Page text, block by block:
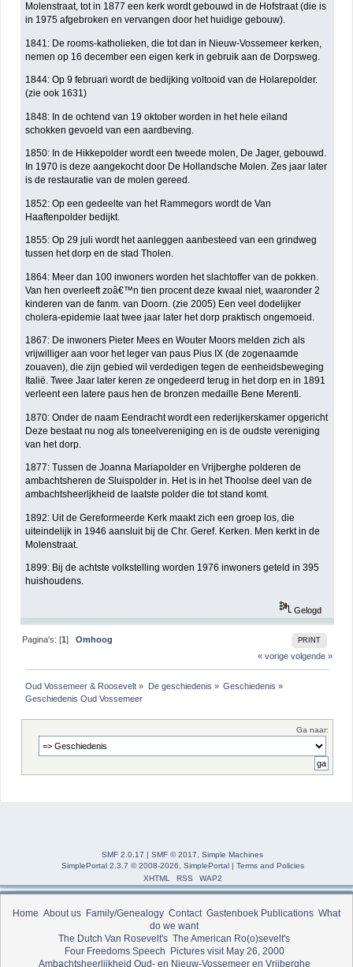
Molenstraat, tot in 1877 een kerk wordt gebouwd in de Hofstraat (die is
in 1975 afgebroken en vervangen door het huidige gebouw).
1841: De rooms-katholieken, die tot dan in Nieuw-Vossemeer kerken,
nemen op 16 december een eigen kerk in gebruik aan de Dorpsweg.
1844: Op 9 februari wordt de bedijking voltooid van de Holarepolder.
(zie ook 1631)
1848: In de ochtend van 19 oktober worden in het hele eiland
schokken gevoeld van een aardbeving.
1850: In de Hikkepolder wordt een tweede molen, De Jager, gebouwd.
In 1970 is deze aangekocht door De Hollandsche Molen. Zes jaar later
is de restauratie van de molen gereed.
1852: Op een gedeelte van het Rammegors wordt de Van
Haaftenpolder bedijkt.
1855: Op 29 juli wordt het aanleggen aanbesteed van een grindweg
tussen het dorp en de stad Tholen.
1864: Meer dan 100 inwoners worden het slachtoffer van de pokken.
Van hen overleeft zoâ€™n tien procent deze kwaal niet, waaronder 2
kinderen van de fanm. van Doorn. (zie 2005) Een veel dodelijker
cholera-epidemie laat twee jaar later het dorp praktisch ongemoeid.
1867: De inwoners Pieter Mees en Wouter Moors melden zich als
vrijwilliger aan voor het leger van paus Pius IX (de zogenaamde
zouaven), die zijn gebied wil verdedigen tegen de eenheidsbeweging
Italië. Twee Jaar later keren ze ongedeerd terug in het dorp en in 1891
verleent een latere paus hen de bronzen medaille Bene Merenti.
1870: Onder de naam Eendracht wordt een rederijkerskamer opgericht
Deze bestaat nu nog als toneelvereniging en is de oudste vereniging
van het dorp.
1877: Tussen de Joanna Mariapolder en Vrijberghe polderen de
ambachtsheren de Sluispolder in. Het is in het Thoolse deel van de
ambachtsheerljkheid de laatste polder die tot stand komt.
1892: Uit de Gereformeerde Kerk maakt zich een groep los, die
uiteindelijk in 1946 aansluit bij de Chr. Geref. Kerken. Men kerkt in de
Molenstraat.
1899: Bij de achtste volkstelling worden 1976 inwoners geteld in 395
huishoudens.
Gelogd
PRINT
Pagina's: [1]Omhoog
« vorige volgende »
Oud Vossemeer & Roosevelt » De geschiedenis » Geschiedenis »
Geschiedenis Oud Vossemeer
Ga naar:
SMF 2.0.17 | SMF © 2017
Simple Machines
SimplePortal 2.3.7 © 2008-2026, SimplePortal| Terms and Policies
XHTML
RSS WAP2
Home About us Family/Genealogy Contact Gastenboek Publications What
do we want
The Dutch Van Rosevelt's The American Ro(o)sevelt's
Four Freedoms Speech Pictures visit May 26, 2000
Ambachtsheerlijkheid Oud- en Nieuw-Vossemeer en Vrijberghe